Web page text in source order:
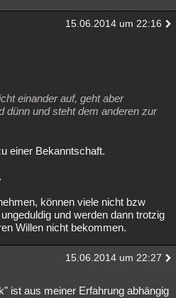
15.06.2014 um 22:16
einander auf, geht aber
dünn und steht dem anderen zur
einer Bekanntschaft.
können viele nicht bzw
und werden dann trotzig
Willen nicht bekommen.
15.06.2014 um 22:27
ist aus meiner Erfahrung abhängig